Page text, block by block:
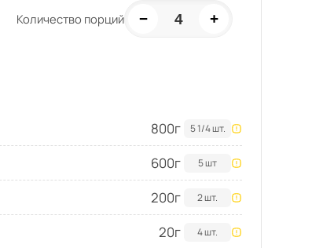
Количество порций − 4 +
800г 5 1/4 шт.
600г 5 шт
200г 2 шт.
20г 4 шт.